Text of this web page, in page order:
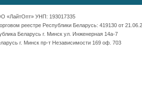
«ЛайтОпт» УНП: 193017335
реестре Республики Беларусь: 419130 от
Беларусь г. Минск ул. Инженерная 14а-7
г. Минск пр-т Независимости 169 оф. 703